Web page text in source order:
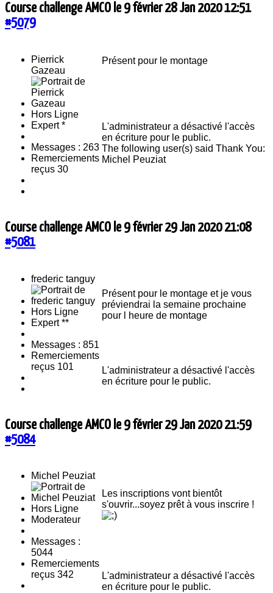
Course challenge AMCO le 9 février28 Jan 2020 12:51
#5079
Pierrick
Gazeau
Hors Ligne
Expert *
Messages : 263
Remerciements
reçus 30
Présent pour le montage
L'administrateur a désactivé l'accès
en écriture pour le public.
The following user(s) said Thank You:
Michel Peuziat
Course challenge AMCO le 9 février29 Jan 2020 21:08
#5081
frederic tanguy
Hors Ligne
Expert **
Messages : 851
Remerciements
reçus 101
Présent pour le montage et je vous
préviendrai la semaine prochaine
pour l heure de montage
L'administrateur a désactivé l'accès
en écriture pour le public.
Course challenge AMCO le 9 février29 Jan 2020 21:59
#5084
Michel Peuziat
Hors Ligne
Moderateur
Messages :
5044
Remerciements
reçus 342
Les inscriptions vont bientôt
s'ouvrir...soyez prêt à vous inscrire !
L'administrateur a désactivé l'accès
en écriture pour le public.